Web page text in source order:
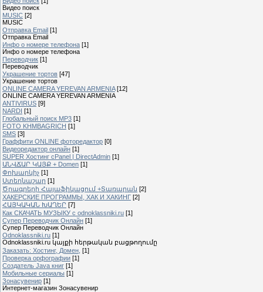
Видео поиск
MUSIC [2]
MUSIC
Отправка Email [1]
Отправка Email
Инфо о номере телефона [1]
Инфо о номере телефона
Переводчик [1]
Переводчик
Украшение тортов [47]
Украшение тортов
ONLINE CAMERA YEREVAN ARMENIA [12]
ONLINE CAMERA YEREVAN ARMENIA
ANTIVIRUS [9]
NARDI [1]
Глобальный поиск MP3 [1]
FOTO KHMBAGRICH [1]
SMS [3]
Граффити ONLINE фоторедактор [0]
Видеоредактор онлайн [1]
SUPER Xостинг cPanel | DirectAdmin [1]
ԱՆՎՃԱՐ ԿԱՅՔ + Domen [1]
Փոխարկիչ [1]
Ստեղնաշար [1]
Ծրագրերի Հայաֆիկացում +Տառարան [2]
ХАКЕРСКИЕ ПРОГРАММЫ, ХАК И ХАКИНГ [2]
ՀԱՅԿԱԿԱՆ ԽԱՂԵՐ [7]
Как СКАЧАТЬ МУЗЫКУ с odnoklassniki.ru [1]
Cупер Переводчик Oнлайн [1]
Cупер Переводчик Oнлайн
Odnoklassniki.ru [1]
Odnoklassniki.ru կայքի հերթական բացթողումը
Заказать: Хостинг, Домен, [1]
Проверка орфографии [1]
Создатель Java книг [1]
Мобильные сериалы [1]
Зонасувенир [1]
Интернет-магазин Зонасувенир